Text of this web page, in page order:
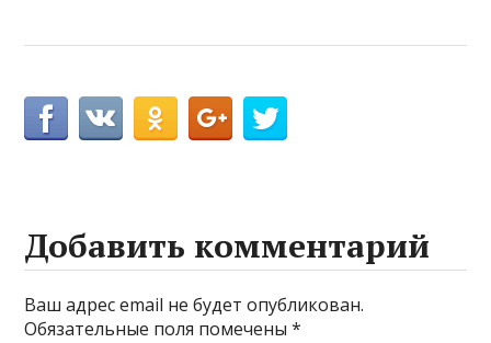
Добавить комментарий
Ваш адрес email не будет опубликован.
Обязательные поля помечены*